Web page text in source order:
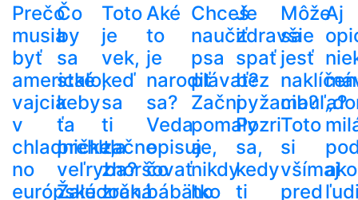
Prečo
musia
byť
americké
vajcia
v
chladničke,
no
európske
Čo
by
sa
stalo,
keby
ťa
prehltla
veľryba?
Žalúdočná
Toto
je
vek,
keď
sa
ti
začne
zhoršovať
zrak.
Aké
to
je
narodiť
sa?
Veda
opisuje,
čo
bábätko
Chceš
naučiť
psa
plávať?
Začni
pomaly
a
nikdy
ho
Je
zdravšie
spať
bez
pyžama?
Pozri
sa,
kedy
ti
Môže
sa
jesť
cibuľa?
Toto
si
všímaj
pred
Aj
ako